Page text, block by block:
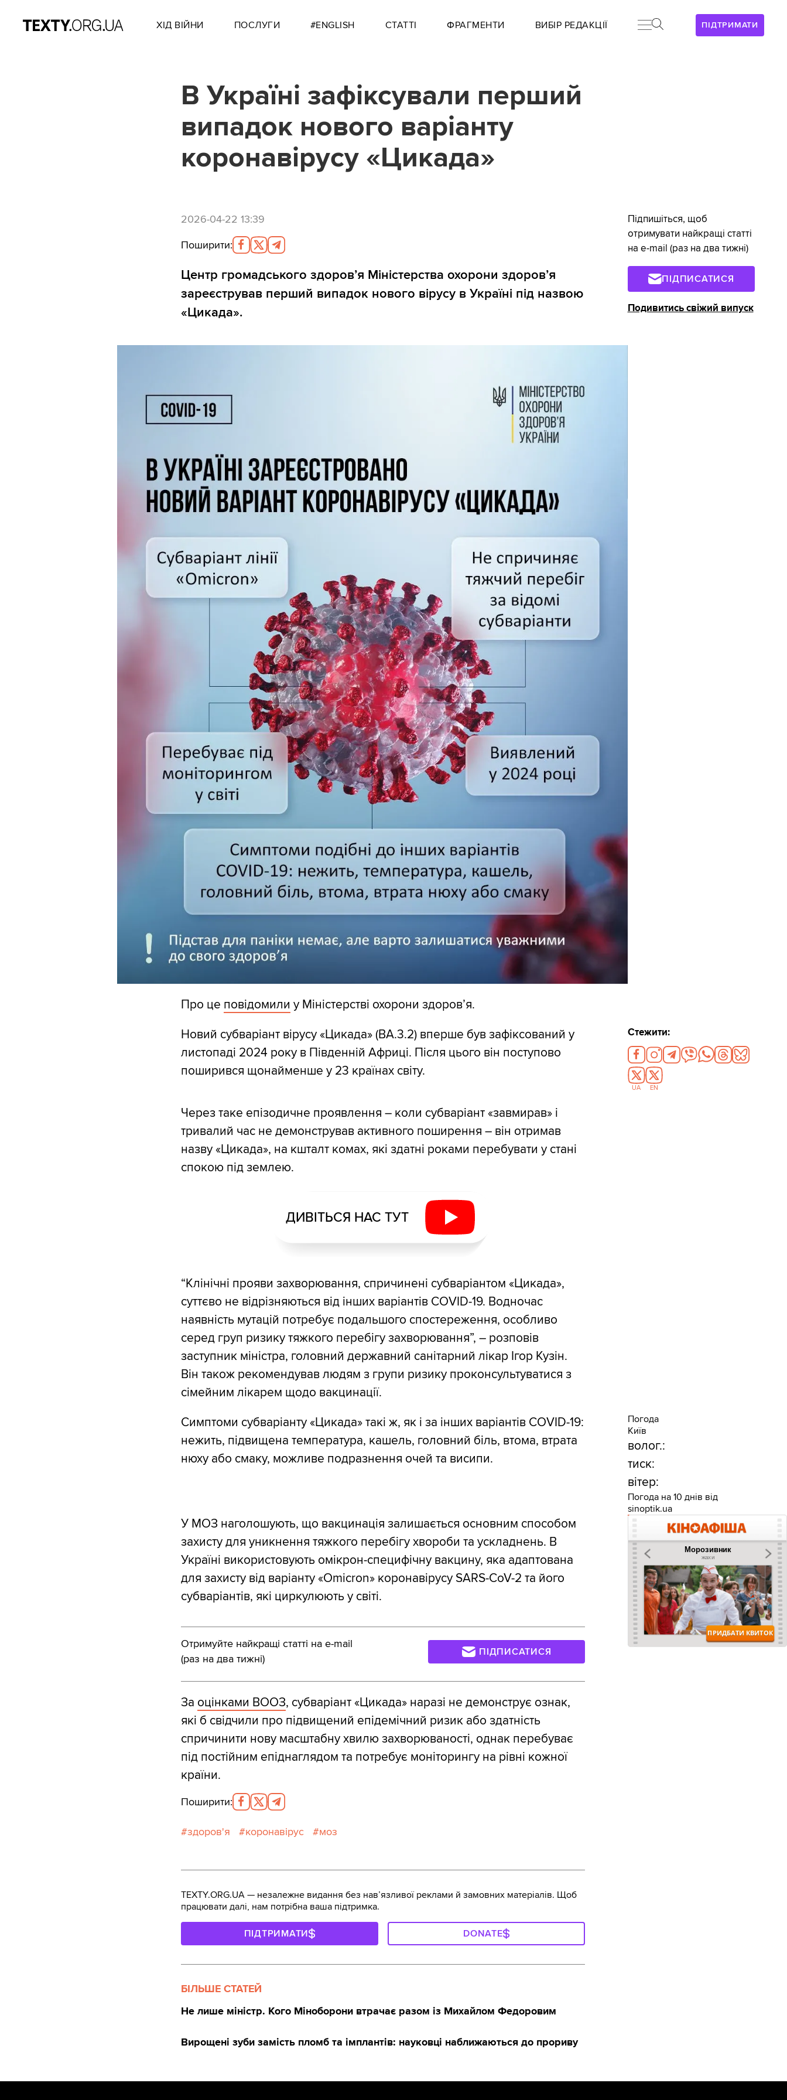
ПІДТРИМАТИ
ХІД ВІЙНИ ПОСЛУГИ #ENGLISH СТАТТІ ФРАГМЕНТИ ВИБІР РЕДАКЦІЇ
В Україні зафіксували перший
випадок нового варіанту
коронавірусу «Цикада»
2026-04-22 13:39
Поширити:
Центр громадського здоровʼя Міністерства охорони здоров’я
зареєстрував перший випадок нового вірусу в Україні під назвою
«Цикада».
Про це повідомили у Міністерстві охорони здоров’я.
Новий субваріант вірусу «Цикада» (BA.3.2) вперше був зафіксований у
листопаді 2024 року в Південній Африці. Після цього він поступово
поширився щонайменше у 23 країнах світу.
Через таке епізодичне проявлення – коли субваріант «завмирав» і
тривалий час не демонстрував активного поширення – він отримав
назву «Цикада», на кшталт комах, які здатні роками перебувати у стані
спокою під землею.
ДИВІТЬСЯ НАС ТУТ
“Клінічні прояви захворювання, спричинені субваріантом «Цикада»,
суттєво не відрізняються від інших варіантів COVID-19. Водночас
наявність мутацій потребує подальшого спостереження, особливо
серед груп ризику тяжкого перебігу захворювання”, – розповів
заступник міністра, головний державний санітарний лікар Ігор Кузін.
Він також рекомендував людям з групи ризику проконсультуватися з
сімейним лікарем щодо вакцинації.
Симптоми субваріанту «Цикада» такі ж, як і за інших варіантів COVID-19:
нежить, підвищена температура, кашель, головний біль, втома, втрата
нюху або смаку, можливе подразнення очей та висипи.
У МОЗ наголошують, що вакцинація залишається основним способом
захисту для уникнення тяжкого перебігу хвороби та ускладнень. В
Україні використовують омікрон-специфічну вакцину, яка адаптована
для захисту від варіанту «Omicron» коронавірусу SARS-CoV-2 та його
субваріантів, які циркулюють у світі.
Отримуйте найкращі статті на e-mail
(раз на два тижні)
ПІДПИСАТИСЯ
За оцінками ВООЗ, субваріант «Цикада» наразі не демонструє ознак,
які б свідчили про підвищений епідемічний ризик або здатність
спричинити нову масштабну хвилю захворюваності, однак перебуває
під постійним епіднаглядом та потребує моніторингу на рівні кожної
країни.
Поширити:
здоров'я коронавірус моз
Підпишіться, щоб
отримувати найкращі статті
на e-mail (раз на два тижні)
ПІДПИСАТИСЯ
Подивитись свіжий випуск
Стежити:
UA EN
Погода
Київ
волог.:
тиск:
вітер:
Погода на 10 днів від
sinoptik.ua
TEXTY.ORG.UA — незалежне видання без навʼязливої реклами й замовних матеріалів. Щоб
працювати далі, нам потрібна ваша підтримка.
ПІДТРИМАТИ DONATE
БІЛЬШЕ СТАТЕЙ
Не лише міністр. Кого Міноборони втрачає разом із Михайлом Федоровим
Вирощені зуби замість пломб та імплантів: науковці наближаються до прориву